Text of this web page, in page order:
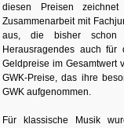
diesen Preisen
Zusammenarbeit mit
aus, die bisher schon
Herausragendes auch
Geldpreise im Gesamtwert
GWK-Preise, das ihre
GWK aufgenommen.
Für klassische Musik